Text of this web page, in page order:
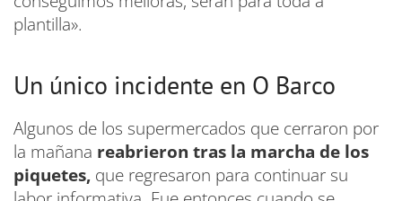
plantilla».
Un único incidente en O Barco
Algunos de los supermercados que cerraron por
la mañana reabrieron tras la marcha de los
piquetes, que regresaron para continuar su